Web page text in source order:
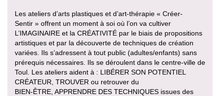
Les ateliers d’arts plastiques et d’art-thérapie « Créer-
Sentir » offrent un moment à soi où l’on va cultiver
L’IMAGINAIRE et la CRÉATIVITÉ par le biais de propositions
artistiques et par la découverte de techniques de création
variées. Ils s’adressent à tout public (adultes/enfants) sans
prérequis nécessaires. Ils se déroulent dans le centre-ville de
Toul. Les ateliers aident à : LIBÉRER SON POTENTIEL
CRÉATEUR, TROUVER ou retrouver du
BIEN-ÊTRE, APPRENDRE DES TECHNIQUES issues des